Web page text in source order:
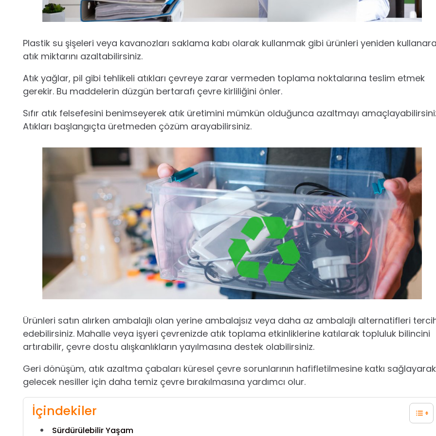
Plastik su şişeleri veya kavanozları saklama kabı olarak kullanmak gibi ürünleri yeniden
atık miktarını azaltabilirsiniz.
Atık yağlar, pil gibi tehlikeli atıkları çevreye zarar vermeden toplama noktalarına teslim etmek
gerekir. Bu maddelerin düzgün bertarafı çevre kirliliğini önler.
Sıfır atık felsefesini benimseyerek atık üretimini mümkün olduğunca azaltmayı
Atıkları başlangıçta üretmeden çözüm arayabilirsiniz.
Ürünleri satın alırken ambalajlı olan yerine ambalajsız veya daha az ambalajlı alternatifleri
edebilirsiniz. Mahalle veya işyeri çevrenizde atık toplama etkinliklerine katılarak topluluk bilincini
artırabilir, çevre dostu alışkanlıkların yayılmasına destek olabilirsiniz.
Geri dönüşüm, atık azaltma çabaları küresel çevre sorunlarının hafifletilmesine katkı sağlayarak
gelecek nesiller için daha temiz çevre bırakılmasına yardımcı olur.
İçindekiler
Sürdürülebilir Yaşam